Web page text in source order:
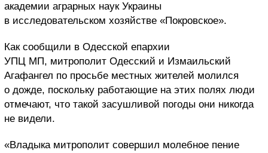
академии аграрных наук Украины
в исследовательском хозяйстве «Покровское».
Как сообщили в Одесской епархии
УПЦ МП, митрополит Одесский и Измаильский
Агафангел по просьбе местных жителей молился
о дожде, поскольку работающие на этих полях люди
отмечают, что такой засушливой погоды они никогда
не видели.
«Владыка митрополит совершил молебное пение